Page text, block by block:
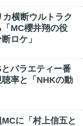
横断ウルトラク
MC櫻井翔の役
ロケ」
バラエティー番
率と「NHKの動
MCに「村上信五と